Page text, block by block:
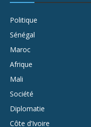
Politique
Sénégal
Maroc
Afrique
Mali
Société
Diplomatie
Côte d’Ivoire